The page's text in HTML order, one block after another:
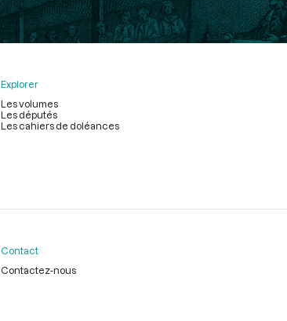
Explorer
Les volumes
Les députés
Les cahiers de doléances
Contact
Contactez-nous